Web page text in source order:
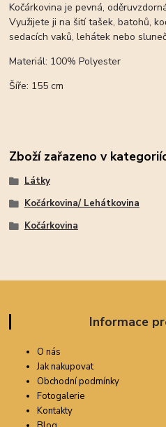
Kočárkovina je pevná,
Využijete ji na šití tašek, batohů,
sedacích vaků, lehátek nebo
Materiál: 100% Polyester
Šíře: 155 cm
Zboží zařazeno v
Látky
Kočárkovina/ Lehátkovina
Kočárkovina
Informace
O nás
Jak nakupovat
Obchodní podmínky
Fotogalerie
Kontakty